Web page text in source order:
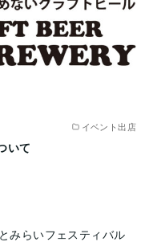
イベント出店
いて
みらいフェスティバル